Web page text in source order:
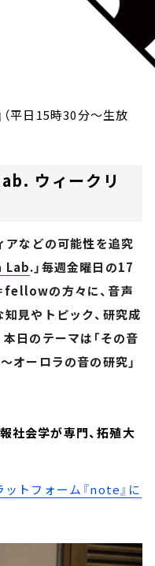
平日15時30分～生放
ウィークリ
アなどの可能性を追究
Lab.」毎週金曜日の17
fellowの方々に、音声
見やトピック、研究成
日のテーマは「その音
オーロラの音の研究」
会学が専門、拓殖大
トフォーム『note』に